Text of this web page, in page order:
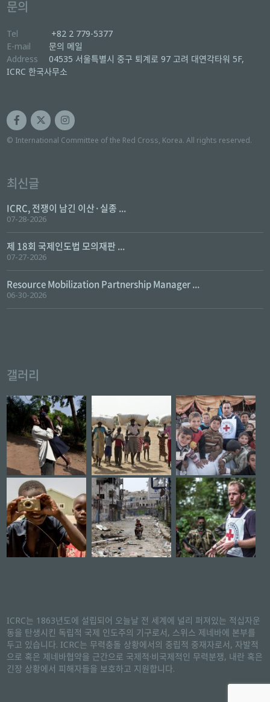
문의
Tel
+82 2 779-5377
E-mail
문의 메일
Address
04535 서울특별시 중구 퇴계로 97 고려 대연각타워 5F,
ICRC 한국사무소
© International Committee of the Red Cross, Korea. All rights reserved.
최신글
ICRC, 전쟁이 남긴 이산·실종 ...
07-28-2026
제 18회 국제인도법 모의재판 ...
07-27-2026
Resource Mobilization Partnership Manager ...
06-30-2026
갤러리
ICRC는 1863년도에 설립되어 오늘날 전 세계에 널리 퍼져있는 적십자운
동을 탄생시킨 독립적 국제 인도주의 기구로서, 스위스 제네바에 본부를
두고 있습니다. ICRC는 무력충돌 상황에서의 중립적 중재자로서, 자발적
으로 혹은 제네바협약을 근간으로 국제적·비국제적인 무력분쟁, 내란 혹은
긴장 상황에서 피해자들을 보호하고 지원합니다.